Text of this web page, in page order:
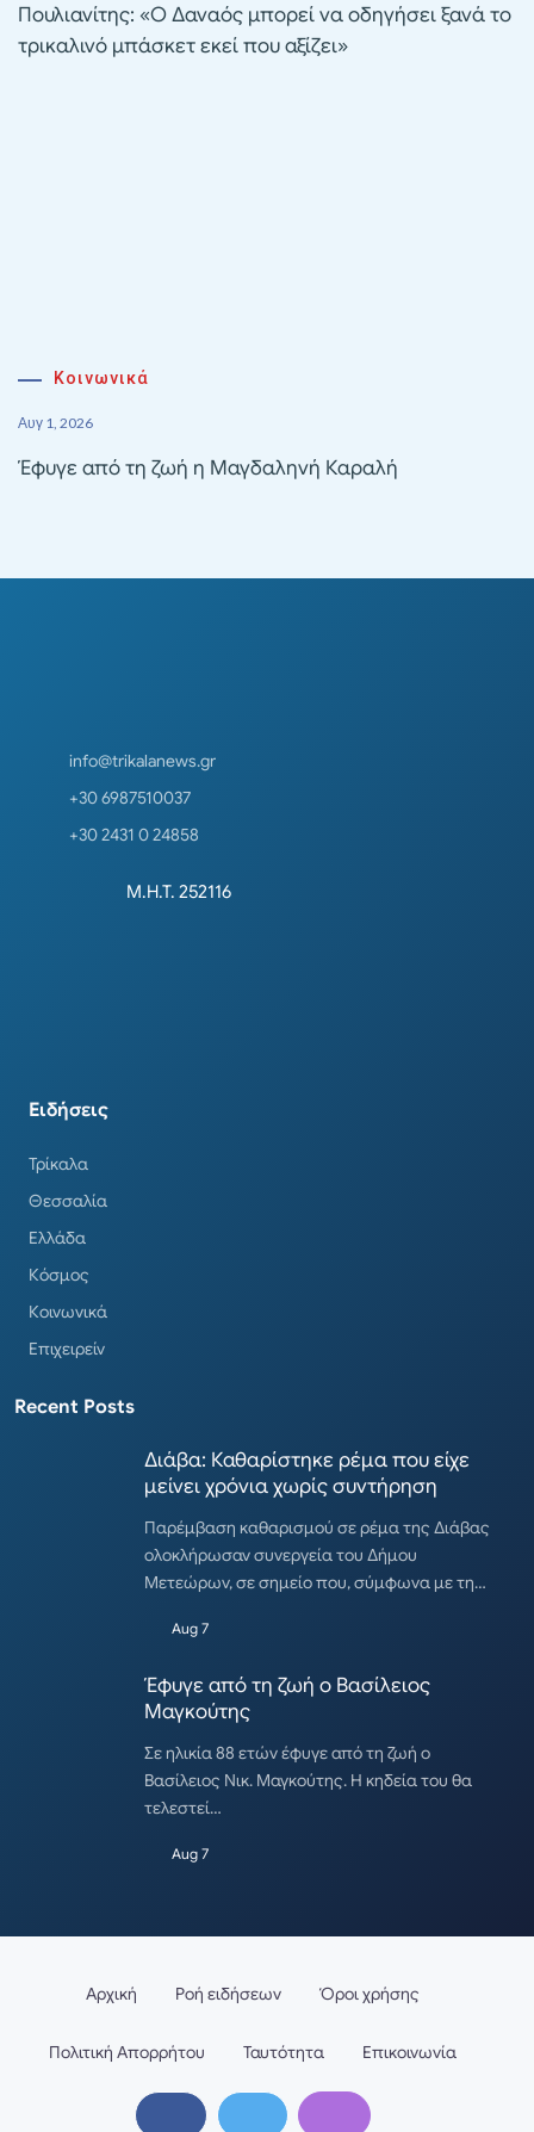
Πουλιανίτης: «Ο Δαναός μπορεί να οδηγήσει ξανά το
τρικαλινό μπάσκετ εκεί που αξίζει»
Κοινωνικά
Αυγ 1, 2026
Έφυγε από τη ζωή η Μαγδαληνή Καραλή
info@trikalanews.gr
+30 6987510037
+30 2431 0 24858
Μ.Η.Τ. 252116
Ειδήσεις
Τρίκαλα
Θεσσαλία
Ελλάδα
Κόσμος
Κοινωνικά
Επιχειρείν
Recent Posts
Διάβα: Καθαρίστηκε ρέμα που είχε
μείνει χρόνια χωρίς συντήρηση
Παρέμβαση καθαρισμού σε ρέμα της Διάβας
ολοκλήρωσαν συνεργεία του Δήμου
Μετεώρων, σε σημείο που, σύμφωνα με τη…
Aug 7
Έφυγε από τη ζωή ο Βασίλειος
Μαγκούτης
Σε ηλικία 88 ετών έφυγε από τη ζωή ο
Βασίλειος Νικ. Μαγκούτης. Η κηδεία του θα
τελεστεί…
Aug 7
Αρχική Ροή ειδήσεων Όροι χρήσης
Πολιτική Απορρήτου Ταυτότητα Επικοινωνία